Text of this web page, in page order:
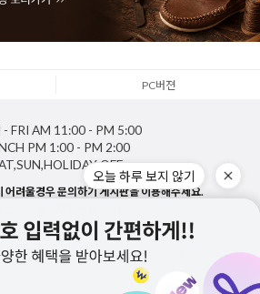
PC버젼
FRI AM 11:00 - PM 5:00
PM 1:00 - PM 2:00
OFF
어려울경우 문의하기 게시판을 이용해주세요.
게시판 문의하기
오늘 하루 보지 않기